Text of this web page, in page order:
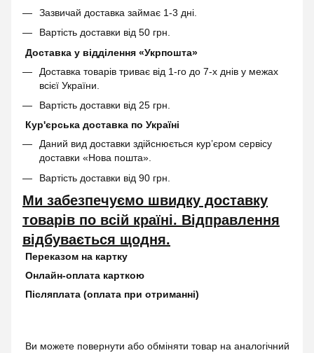
Зазвичай доставка займає 1-3 дні.
Вартість доставки від 50 грн.
Доставка у відділення «Укрпошта»
Доставка товарів триває від 1-го до 7-х днів у межах
всієї України.
Вартість доставки від 25 грн.
Кур'єрська доставка по Україні
Даний вид доставки здійснюється кур’єром сервісу
доставки «Нова пошта».
Вартість доставки від 90 грн.
Ми забезпечуємо швидку доставку
товарів по всій країні. Відправлення
відбувається щодня.
Переказом на картку
Онлайн-оплата карткою
Післяплата (оплата при отриманні)
Ви можете повернути або обміняти товар на аналогічний